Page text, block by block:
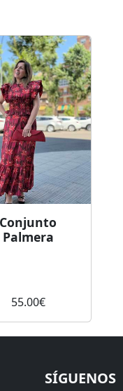
Conjunto
Palmera
55.00€
SÍGUENOS